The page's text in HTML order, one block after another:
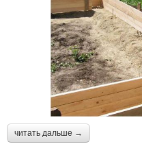
читать дальше →